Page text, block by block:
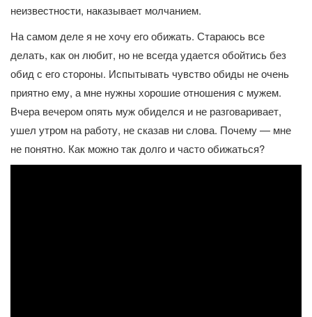
неизвестности, наказывает молчанием.
На самом деле я не хочу его обижать. Стараюсь все
делать, как он любит, но не всегда удается обойтись без
обид с его стороны. Испытывать чувство обиды не очень
приятно ему, а мне нужны хорошие отношения с мужем.
Вчера вечером опять муж обиделся и не разговаривает,
ушел утром на работу, не сказав ни слова. Почему — мне
не понятно. Как можно так долго и часто обижаться?